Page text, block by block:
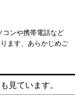
コンや携帯電話など
ます、あらかじめご
見ています。